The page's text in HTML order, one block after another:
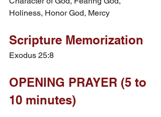
Holiness, Honor God, Mercy
Scripture Memorization
Exodus 25:8
OPENING PRAYER (5 to
10 minutes)